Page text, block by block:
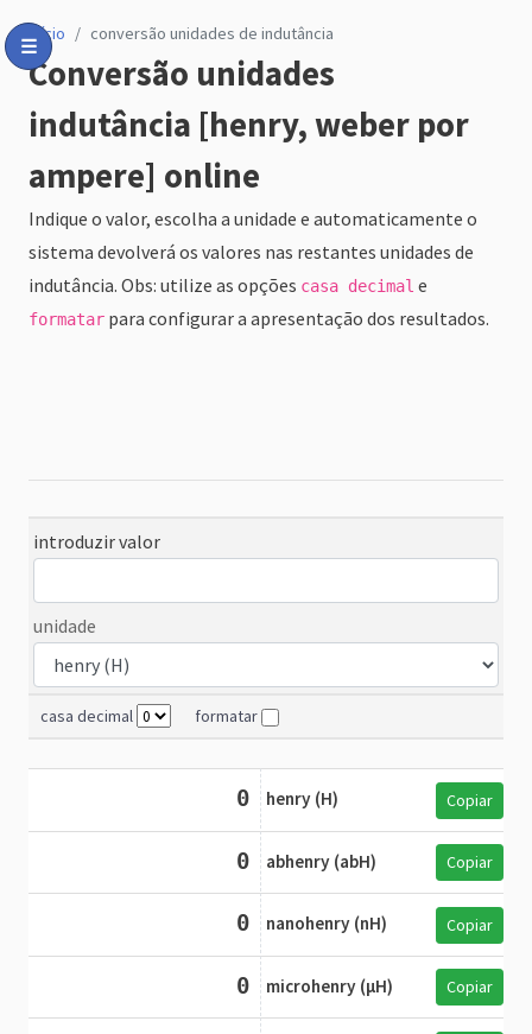
☰
Toggle Menu
início conversão unidades de indutância
Conversão unidades
indutância [henry, weber por
ampere] online
Indique o valor, escolha a unidade e automaticamente o
sistema devolverá os valores nas restantes unidades de
indutância. Obs: utilize as opções casa decimal e
formatar para configurar a apresentação dos resultados.
introduzir valor
unidade
casa decimal formatar
0 henry (H) Copiar
0 abhenry (abH) Copiar
0 nanohenry (nH) Copiar
0 microhenry (µH) Copiar